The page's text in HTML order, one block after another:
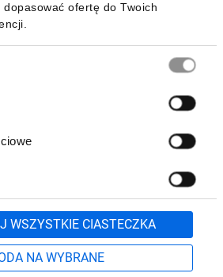
ofertę do Twoich
WSZYSTKIE CIASTECZKA
NA WYBRANE
naszą aplikację mobilną:
Biuro Obsługi Klienta:
700 lub 71 37 61 600